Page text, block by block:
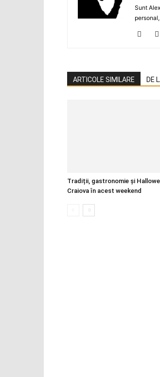
Sunt
ARTICOLE SIMILARE DE
Tradiții, gastronomie și
Craiova în acest weekend